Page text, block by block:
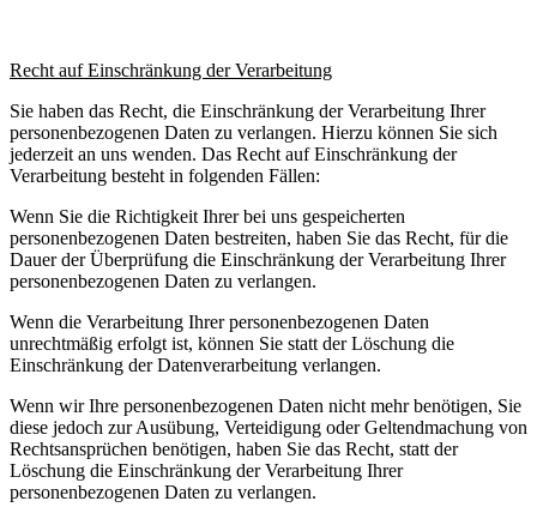
Recht auf Einschränkung der Verarbeitung
Sie haben das Recht, die Einschränkung der Verarbeitung Ihrer
personenbezogenen Daten zu verlangen. Hierzu können Sie sich
jederzeit an uns wenden. Das Recht auf Einschränkung der
Verarbeitung besteht in folgenden Fällen:
Wenn Sie die Richtigkeit Ihrer bei uns gespeicherten
personenbezogenen Daten bestreiten, haben Sie das Recht, für die
Dauer der Überprüfung die Einschränkung der Verarbeitung Ihrer
personenbezogenen Daten zu verlangen.
Wenn die Verarbeitung Ihrer personenbezogenen Daten
unrechtmäßig erfolgt ist, können Sie statt der Löschung die
Einschränkung der Datenverarbeitung verlangen.
Wenn wir Ihre personenbezogenen Daten nicht mehr benötigen, Sie
diese jedoch zur Ausübung, Verteidigung oder Geltendmachung von
Rechtsansprüchen benötigen, haben Sie das Recht, statt der
Löschung die Einschränkung der Verarbeitung Ihrer
personenbezogenen Daten zu verlangen.